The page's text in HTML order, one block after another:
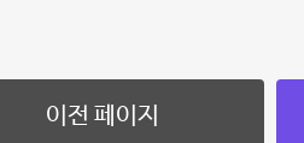
이전 페이지